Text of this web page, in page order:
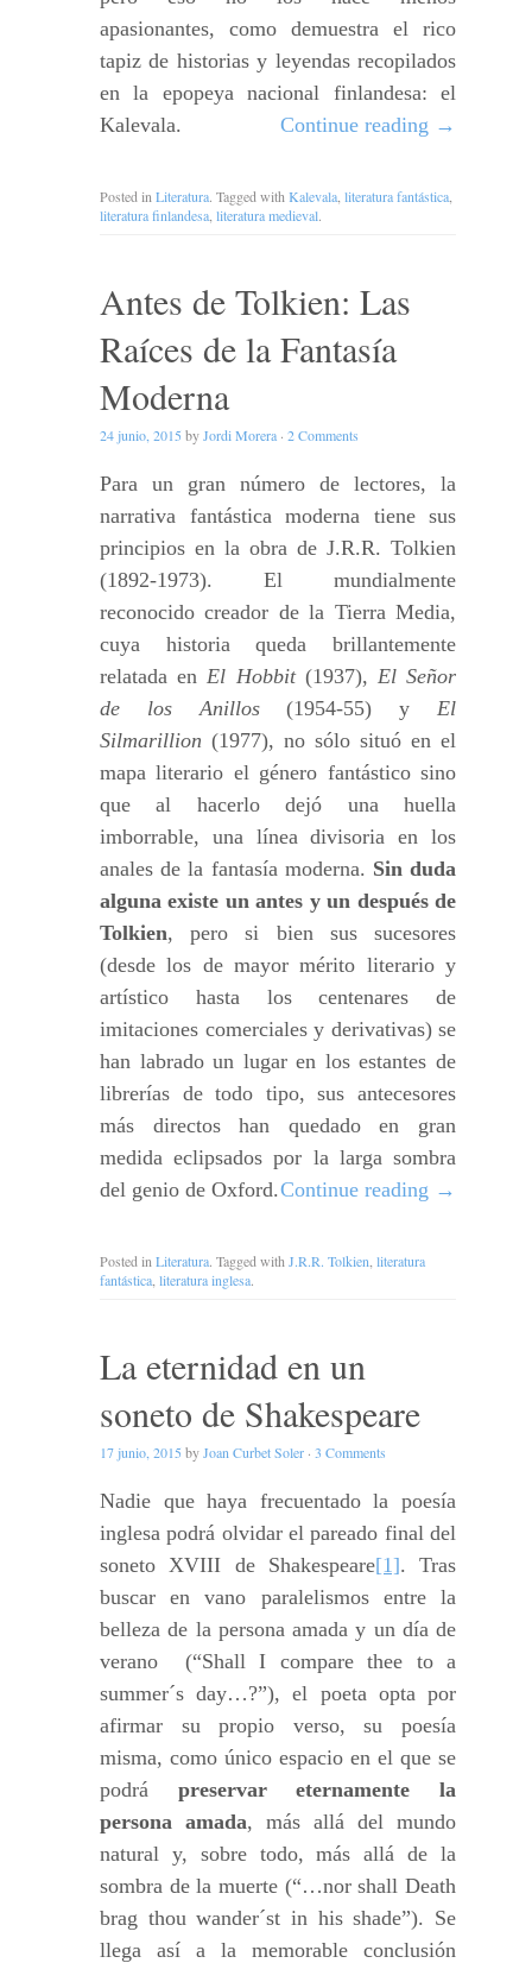
apasionantes, como demuestra el rico
tapiz de historias y leyendas recopilados
en la epopeya nacional finlandesa: el
Kalevala.
Continue reading →
Posted in Literatura. Tagged with Kalevala literatura fantástica
literatura finlandesa literatura medieval.
Antes de Tolkien: Las
Raíces de la Fantasía
Moderna
24 junio, 2015 byJordi Morera · 2 Comments
Para un gran número de lectores, la
narrativa fantástica moderna tiene sus
principios en la obra de J.R.R. Tolkien
(1892-1973). El mundialmente
reconocido creador de la Tierra Media,
cuya historia queda brillantemente
relatada enEl Hobbit(1937), El Señor
de los Anillos(1954-55) yEl
Silmarillion (1977), no sólo situó en el
mapa literario el género fantástico sino
que al hacerlo dejó una huella
imborrable, una línea divisoria en los
anales de la fantasía moderna. Sin duda
alguna existe un antes y un después de
Tolkien, pero si bien sus sucesores
(desde los de mayor mérito literario y
artístico hasta los centenares de
imitaciones comerciales y derivativas) se
han labrado un lugar en los estantes de
librerías de todo tipo, sus antecesores
más directos han quedado en gran
medida eclipsados por la larga sombra
del genio de Oxford.Continue reading →
Posted in Literatura. Tagged with J.R.R. Tolkien literatura
fantástica literatura inglesa.
La eternidad en un
soneto de Shakespeare
17 junio, 2015 byJoan Curbet Soler · 3 Comments
Nadie que haya frecuentado la poesía
inglesa podrá olvidar el pareado final del
soneto XVIII de Shakespeare[1]. Tras
buscar en vano paralelismos entre la
belleza de la persona amada y un día de
verano (“Shall I compare thee to a
summer´s day…?”), el poeta opta por
afirmar su propio verso, su poesía
misma, como único espacio en el que se
podrá preservar eternamente la
persona amada, más allá del mundo
natural y, sobre todo, más allá de la
sombra de la muerte (“…nor shall Death
brag thou wander´st in his shade”). Se
llega así a la memorable conclusión